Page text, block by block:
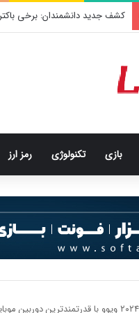
کشف جدید دانشمندان: برخی
بازی تکنولوژی رمز ارز